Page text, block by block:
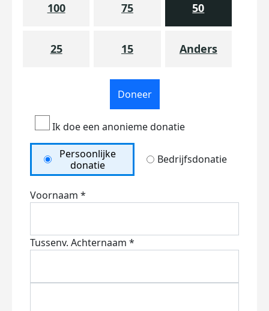
100 75 50
25 15 Anders
Doneer
Ik doe een anonieme donatie
Persoonlijke
donatie
Bedrijfsdonatie
Voornaam *
Tussenv. Achternaam *